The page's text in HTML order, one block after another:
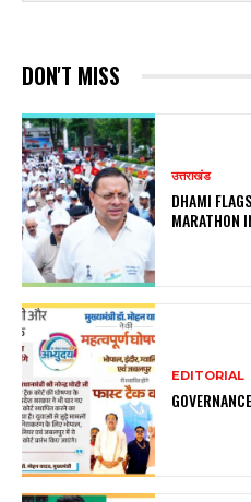
DON'T MISS
उत्तराखंड
DHAMI
MARATHON
EDITORIAL